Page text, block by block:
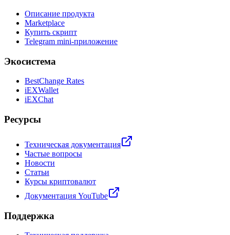
Описание продукта
Marketplace
Купить скрипт
Telegram mini-приложение
Экосистема
BestChange Rates
iEXWallet
iEXChat
Ресурсы
Техническая документация
Частые вопросы
Новости
Статьи
Курсы криптовалют
Документация YouTube
Поддержка